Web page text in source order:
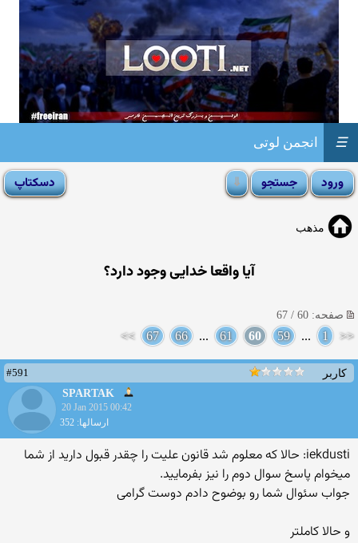
انجمن لوتی ☰
مذهب
آيا واقعا خدايى وجود دارد؟
صفحه: 60 / 67
<<
1
...
59
60
61
...
66
67
>>
کاربر
#591
SPARTAK
20 Jan 2015 00:42
ارسالها: 352
iekdusti: حالا که معلوم شد قانون علیت را چقدر قبول دارید از شما
میخوام پاسخ سوال دوم را نیز بفرمایید.
جواب سئوال شما رو بوضوح دادم دوست گرامی
و حالا کاملتر